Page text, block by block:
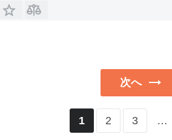
次へ
1 2 3 …